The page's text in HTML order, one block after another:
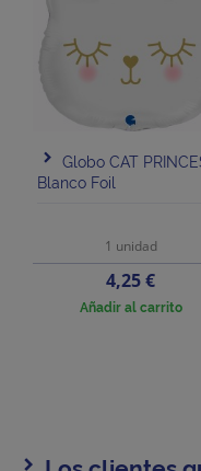
Globo CAT
Blanco Foil
1 unidad
Precio
4,25 €
Añadir al carrito